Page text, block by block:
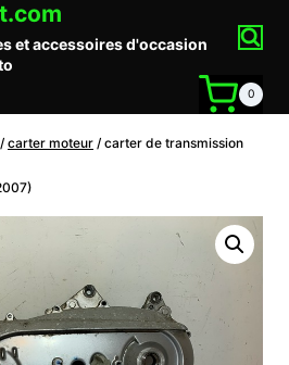
et accessoires d'occasion
0
/ carter moteur / carter de transmission